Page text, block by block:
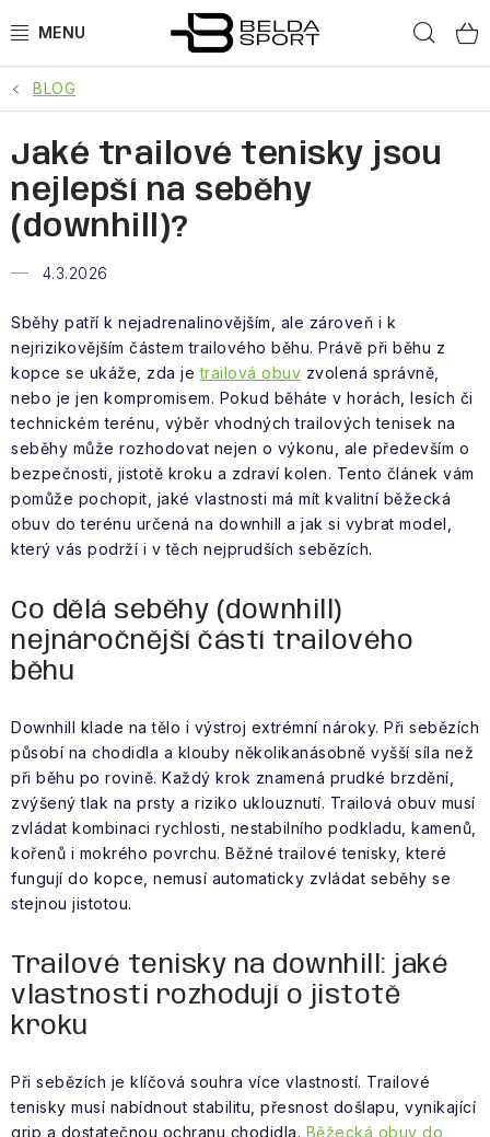
na
SPORTY
BĚH
GOLDBERGH
BOGNER
OBLEČENÍ
BOTY
DOPLŇKY
VÝPRODEJ
NAŠE SLUŽBY
NEZAŘAZENÉ
NOVÝ IMPORT
ZIMNÍ SPORTY
LETNÍ SPORTY
EXTRAS
ZNAČKY
BLOG Doprava a platba
Vrácení a výměna zboží
Obchodní podmínky
BLOG
Jaké trailové tenisky jsou
nejlepší na seběhy
(downhill)?
4.3.2026
Sběhy patří k nejadrenalinovějším, ale zároveň i k
nejrizikovějším částem trailového běhu. Právě při běhu z
kopce se ukáže, zda jetrailová obuv zvolená správně,
nebo je jen kompromisem. Pokud běháte v horách, lesích či
technickém terénu, výběr vhodných trailových tenisek na
seběhy může rozhodovat nejen o výkonu, ale především o
bezpečnosti, jistotě kroku a zdraví kolen. Tento článek vám
pomůže pochopit, jaké vlastnosti má mít kvalitní běžecká
obuv do terénu určená na downhill a jak si vybrat model,
který vás podrží i v těch nejprudších sebězích.
Co dělá seběhy (downhill)
nejnáročnější částí trailového
běhu
Downhill klade na tělo i výstroj extrémní nároky. Při sebězích
působí na chodidla a klouby několikanásobně vyšší síla než
při běhu po rovině. Každý krok znamená prudké brzdění,
zvýšený tlak na prsty a riziko uklouznutí. Trailová obuv musí
zvládat kombinaci rychlosti, nestabilního podkladu, kamenů,
kořenů i mokrého povrchu. Běžné trailové tenisky, které
fungují do kopce, nemusí automaticky zvládat seběhy se
stejnou jistotou.
Trailové tenisky na downhill: jaké
vlastnosti rozhodují o jistotě
kroku
Při sebězích je klíčová souhra více vlastností. Trailové
tenisky musí nabídnout stabilitu, přesnost došlapu, vynikající
grip a dostatečnou ochranu chodidla. Běžecká obuv do